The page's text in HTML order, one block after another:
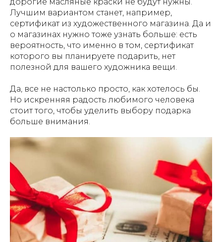
Лучшим вариантом станет, например,
сертификат из художественного магазина. Да и
о магазинах нужно тоже узнать больше: есть
вероятность, что именно в том, сертификат
которого вы планируете подарить, нет
полезной для вашего художника вещи.
Да, все не настолько просто, как хотелось бы.
Но искренняя радость любимого человека
стоит того, чтобы уделить выбору подарка
больше внимания.